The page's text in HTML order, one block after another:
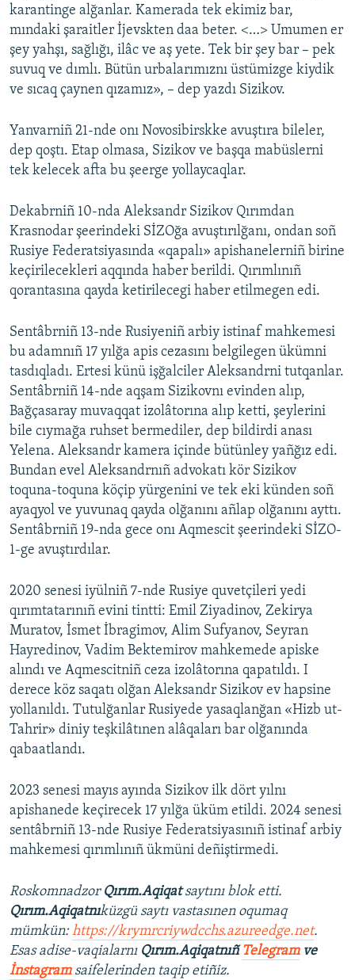
karantinge alğanlar. Kamerada tek ekimiz bar,
mındaki şaraitler İjevskten daa beter. <…> Umumen er
şey yahşı, sağlığı, ilâc ve aş yete. Tek bir şey bar – pek
suvuq ve dımlı. Bütün urbalarımıznı üstümizge kiydik
ve sıcaq çaynen qızamız», – dep yazdı Sizikov.
Yanvarniñ 21-nde onı Novosibirskke avuştıra bileler,
dep qoştı. Etap olmasa, Sizikov ve başqa mabüslerni
tek kelecek afta bu şeerge yollaycaqlar.
Dekabrniñ 10-nda Aleksandr Sizikov Qırımdan
Krasnodar şeerindeki SİZOğa avuştırılğanı, ondan soñ
Rusiye Federatsiyasında «qapalı» apishanelerniñ birine
keçirilecekleri aqqında haber berildi. Qırımlınıñ
qorantasına qayda ketirilecegi haber etilmegen edi.
Sentâbrniñ 13-nde Rusiyeniñ arbiy istinaf mahkemesi
bu adamnıñ 17 yılğa apis cezasını belgilegen ükümni
tasdıqladı. Ertesi künü işğalciler Aleksandrni tutqanlar.
Sentâbrniñ 14-nde aqşam Sizikovnı evinden alıp,
Bağçasaray muvaqqat izolâtorına alıp ketti, şeylerini
bile cıymağa ruhset bermediler, dep bildirdi anası
Yelena. Aleksandr kamera içinde bütünley yañğız edi.
Bundan evel Aleksandrnıñ advokatı kör Sizikov
toquna-toquna köçip yürgenini ve tek eki künden soñ
ayaqyol ve yuvunaq qayda olğanını añlap olğanını ayttı.
Sentâbrniñ 19-nda gece onı Aqmescit şeerindeki SİZO-
1-ge avuştırdılar.
2020 senesi iyülniñ 7-nde Rusiye quvetçileri yedi
qırımtatarınıñ evini tintti: Emil Ziyadinov, Zekirya
Muratov, İsmet İbragimov, Alim Sufyanov, Seyran
Hayredinov, Vadim Bektemirov mahkemede apiske
alındı ve Aqmescitniñ ceza izolâtorına qapatıldı. I
derece köz saqatı olğan Aleksandr Sizikov ev hapsine
yollanıldı. Tutulğanlar Rusiyede yasaqlanğan «Hizb ut-
Tahrir» diniy teşkilâtınen alâqaları bar olğanında
qabaatlandı.
2023 senesi mayıs ayında Sizikov ilk dört yılnı
apishanede keçirecek 17 yılğa üküm etildi. 2024 senesi
sentâbrniñ 13-nde Rusiye Federatsiyasınıñ istinaf arbiy
mahkemesi qırımlınıñ ükmüni deñiştirmedi.
Roskomnadzor Qırım.Aqiqatsaytını blok etti.
Qırım.Aqiqatnıküzgü saytı vastasınen oqumaq
mümkün:https://krymrcriywdcchs.azureedge.net.
Esas adise-vaqialarnı Qırım.Aqiqatnıñ Telegramve
İnstagram saifelerinden taqip etiñiz.